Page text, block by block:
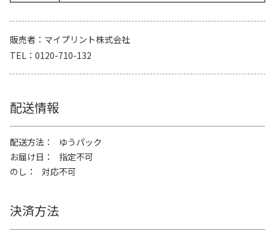
販売者
マイプリント株式会社
TEL
0120-710-132
配送情報
配送方法
ゆうパック
お届け日
指定不可
のし
対応不可
決済方法